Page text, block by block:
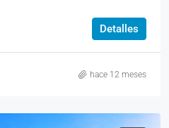
Detalles
hace 12 meses